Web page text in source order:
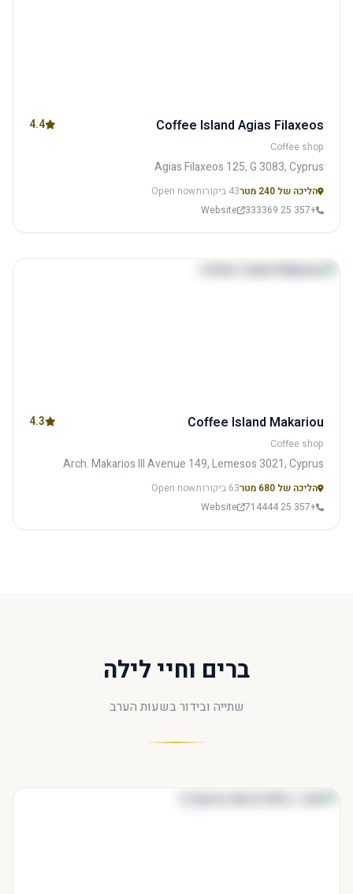
Coffee Island Agias Filaxeos
4.4
Coffee shop
Agias Filaxeos 125, G 3083, Cyprus
הליכה של 240 מטר 43 ביקורות
Open now
+357 25 333369
Website
Coffee Island Makariou
4.3
Coffee shop
Arch. Makarios III Avenue 149, Lemesos 3021, Cyprus
הליכה של 680 מטר 63 ביקורות
Open now
+357 25 714444
Website
ברים וחיי לילה
שתייה ובידור בשעות הערב